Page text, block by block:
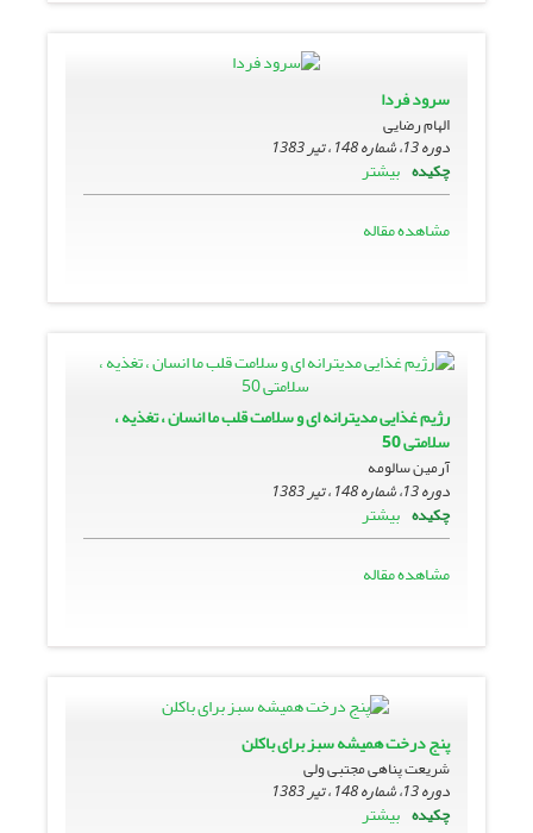
سرود فردا
الهام رضایی
دوره 13، شماره 148 ، تیر 1383
چکیده بیشتر
مشاهده مقاله
رژیم غذایى مدیترانه اى و سلامت قلب ما انسان ، تغذیه ،
سلامتى 50
آرمین سالومه
دوره 13، شماره 148 ، تیر 1383
چکیده بیشتر
مشاهده مقاله
پنج درخت همیشه سبز براى باکلن
شریعت پناهی مجتبی ولی
دوره 13، شماره 148 ، تیر 1383
چکیده بیشتر